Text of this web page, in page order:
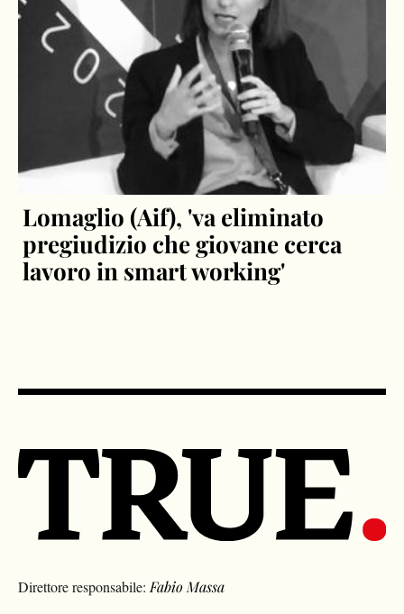
Lomaglio (Aif), 'va eliminato
pregiudizio che giovane cerca
lavoro in smart working'
Direttore responsabile:Fabio Massa